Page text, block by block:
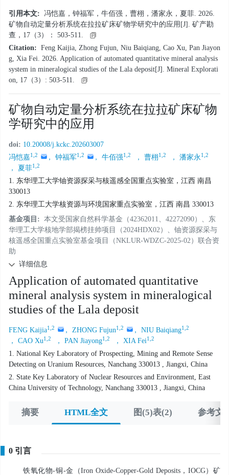
引用本文:
冯恺嘉，钟福军，牛佰强，曹栩，潘家永，夏菲. 2026.
矿物自动定量分析系统在拉拉矿床矿物学研究中的应用[J]. 矿产勘
查，17（3）： 503-511.
Citation: Feng Kaijia, Zhong Fujun, Niu Baiqiang, Cao Xu, Pan Jiayon
g, Xia Fei. 2026. Application of automated quantitative mineral analysis
system in mineralogical studies of the Lala deposit[J]. Mineral Explorati
on, 17（3）: 503-511.
矿物自动定量分析系统在拉拉矿床矿物
学研究中的应用
doi: 10.20008/j.kckc.202603007
冯恺嘉1,2 ， 钟福军1,2 ， 牛佰强1,2 ， 曹栩 1,2 ， 潘家永1,2
， 夏菲1,2
1. 东华理工大学铀资源探采与核遥感全国重点实验室，江西 南昌
330013
2. 东华理工大学核资源与环境国家重点实验室，江西 南昌 330013
基金项目: 本文受国家自然科学基金（42362011、42272090）、东
华理工大学核地学部揭榜挂帅项目（2024HDX02）、铀资源探采与
核遥感全国重点实验室基金项目（NKLUR-WDZC-2025-02）联合资
助
详细信息
Application of automated quantitative
mineral analysis system in mineralogical
studies of the Lala deposit
FENG Kaijia1,2 ， ZHONG Fujun1,2 ， NIU Baiqiang1,2
， CAO Xu1,2 ， PAN Jiayong1,2 ， XIA Fei1,2
1. National Key Laboratory of Prospecting, Mining and Remote Sense
Detecting on Uranium Resources, Nanchang 330013 , Jiangxi, China
2. State Key Laboratory of Nuclear Resources and Environment, East
China University of Technology, Nanchang 330013 , Jiangxi, China
摘要 HTML全文 图(5)表(2) 参考文
0 引言
铁氧化物-铜-金（Iron Oxide-Copper-Gold Deposits，IOCG）矿